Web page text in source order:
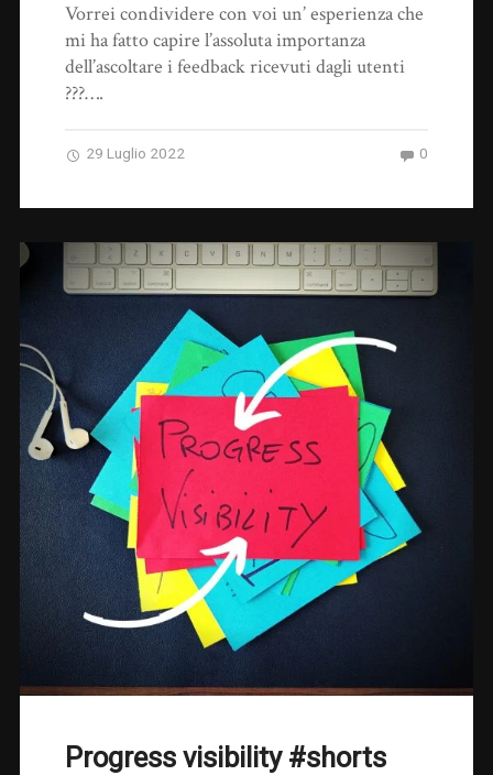
Vorrei condividere con voi un’ esperienza che
mi ha fatto capire l’assoluta importanza
dell’ascoltare i feedback ricevuti dagli utenti
???….
29 Luglio 2022 0
Progress visibility #shorts